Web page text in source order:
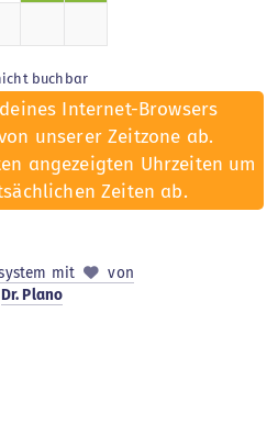
buchbar
Internet-Browsers
unserer Zeitzone ab.
angezeigten Uhrzeiten um
Zeiten ab.
mit
von
Dr. Plano